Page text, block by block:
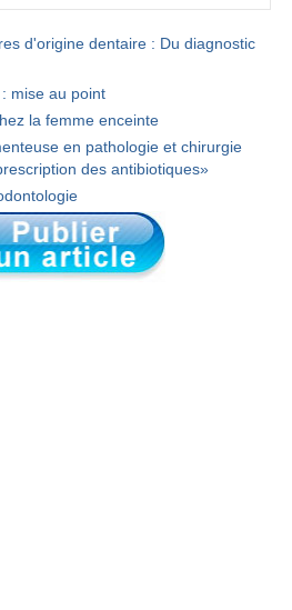
d'origine dentaire : Du diagnostic
mise au point
la femme enceinte
en pathologie et chirurgie
des antibiotiques»